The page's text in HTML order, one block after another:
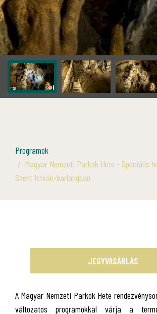
Programok
Magyar Nemzeti Parkok Hete - Speciális
Szent István-barlangban
JEGYVÁSÁRLÁS
A Magyar Nemzeti Parkok Hete
változatos programokkal várja a